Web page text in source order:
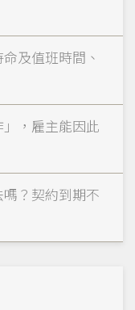
及值班時間、
，雇主能因此
嗎？契約到期不